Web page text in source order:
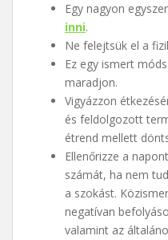
Egy nagyon
inni.
Ne felejtsük el a
Ez egy ismert
maradjon.
Vigyázzon
és feldolgozott
étrend mellett
Ellenőrizze a
számát, ha nem
a szokást.
negatívan
valamint az